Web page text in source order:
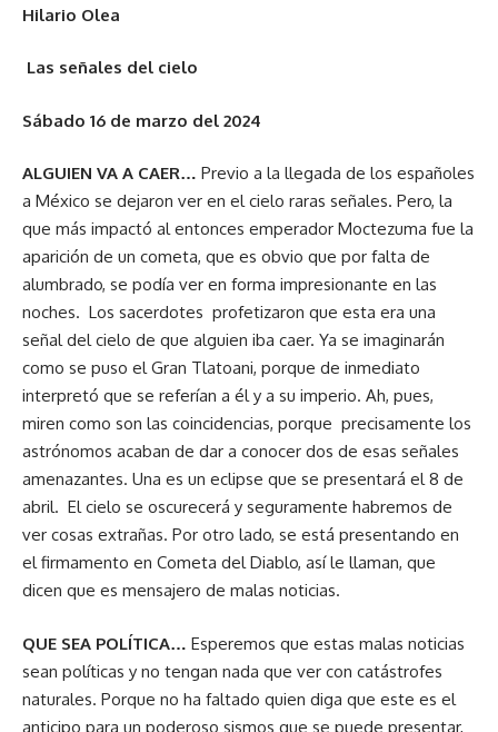
Hilario Olea
Las señales del cielo
Sábado 16 de marzo del 2024
ALGUIEN VA A CAER… Previo a la llegada de los españoles
a México se dejaron ver en el cielo raras señales. Pero, la
que más impactó al entonces emperador Moctezuma fue la
aparición de un cometa, que es obvio que por falta de
alumbrado, se podía ver en forma impresionante en las
noches. Los sacerdotes profetizaron que esta era una
señal del cielo de que alguien iba caer. Ya se imaginarán
como se puso el Gran Tlatoani, porque de inmediato
interpretó que se referían a él y a su imperio. Ah, pues,
miren como son las coincidencias, porque precisamente los
astrónomos acaban de dar a conocer dos de esas señales
amenazantes. Una es un eclipse que se presentará el 8 de
abril. El cielo se oscurecerá y seguramente habremos de
ver cosas extrañas. Por otro lado, se está presentando en
el firmamento en Cometa del Diablo, así le llaman, que
dicen que es mensajero de malas noticias.
QUE SEA POLÍTICA… Esperemos que estas malas noticias
sean políticas y no tengan nada que ver con catástrofes
naturales. Porque no ha faltado quien diga que este es el
anticipo para un poderoso sismos que se puede presentar,